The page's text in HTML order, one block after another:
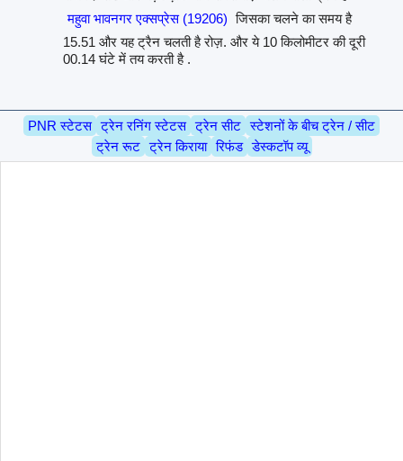
महुवा भावनगर एक्सप्रेस (19206) जिसका चलने का समय है
15.51 और यह ट्रैन चलती है रोज़. और ये 10 किलोमीटर की दूरी
00.14 घंटे में तय करती है .
PNR स्टेटस ट्रेन रनिंग स्टेटस ट्रेन सीट स्टेशनों के बीच ट्रेन / सीट
ट्रेन रूट ट्रेन किराया रिफंड डेस्कटॉप व्यू